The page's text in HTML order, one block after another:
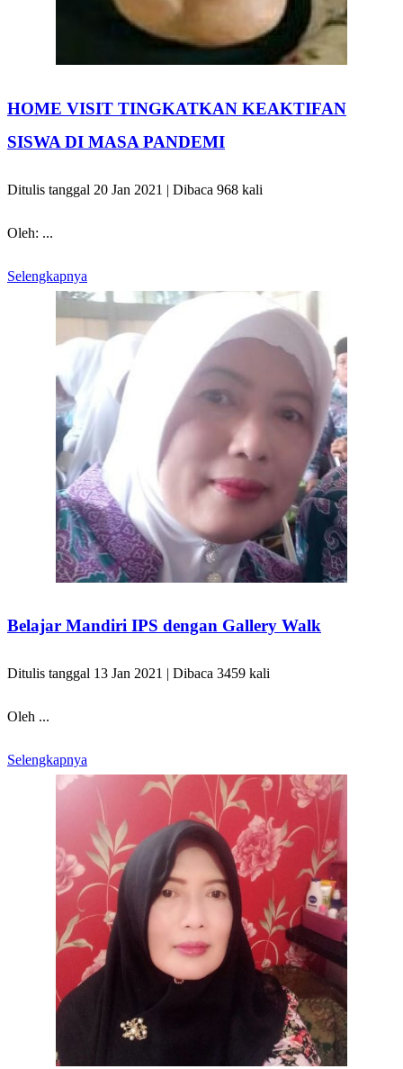
HOME VISIT TINGKATKAN KEAKTIFAN
SISWA DI MASA PANDEMI
Ditulis tanggal 20 Jan 2021 | Dibaca 968 kali
Oleh: ...
Selengkapnya
Belajar Mandiri IPS dengan Gallery Walk
Ditulis tanggal 13 Jan 2021 | Dibaca 3459 kali
Oleh ...
Selengkapnya